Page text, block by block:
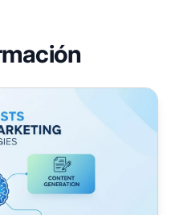
estrategias de marketing